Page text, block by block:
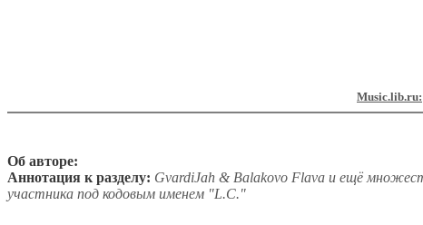
Music.lib.ru:
Об авторе:
Аннотация к разделу: GvardiJah & Balakovo Flava и ещё
участника под кодовым именем "L.C."